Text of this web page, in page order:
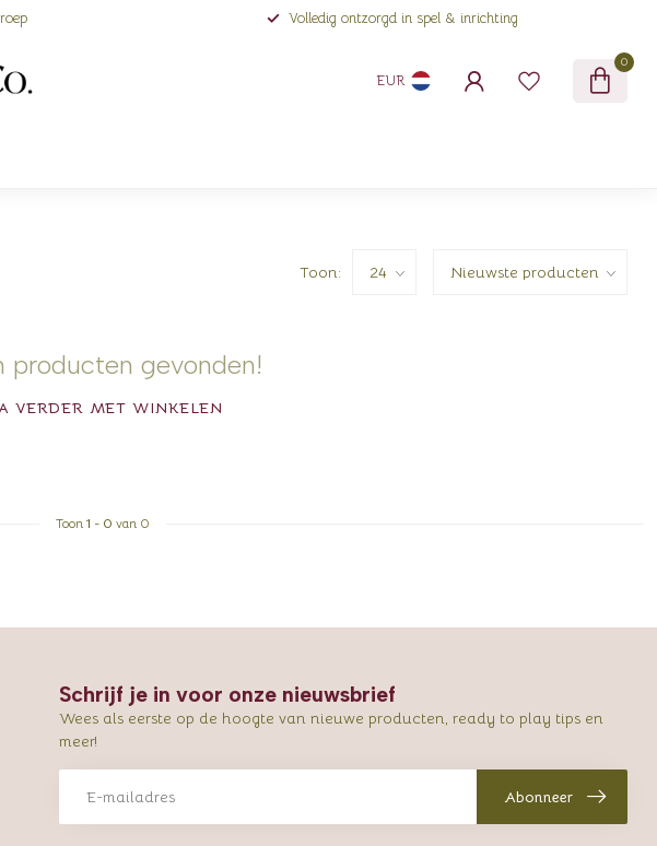
Volledig ontzorgd in spel & inrichting
EUR
0
Toon:
producten gevonden!
VERDER MET WINKELEN
Toon 1 - 0 van 0
Schrijf je in voor onze nieuwsbrief
Wees als eerste op de hoogte van nieuwe producten, ready to play tips en
meer!
Abonneer